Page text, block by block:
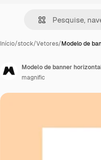
Início/stock/Vetores/Modelo de
Modelo de banner
magnific